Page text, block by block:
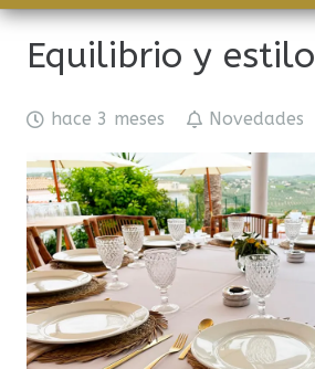
Equilibrio y estilo
hace 3 meses Novedades